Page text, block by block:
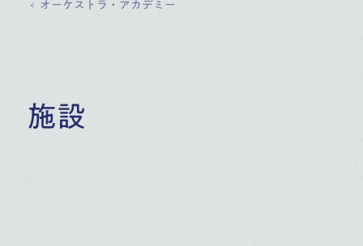
オーケストラ・アカデミー
施設